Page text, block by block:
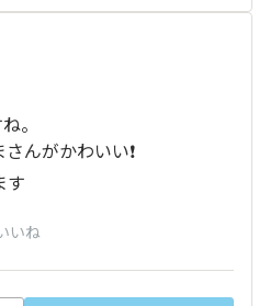
。
んがかわいい❗
す
いね